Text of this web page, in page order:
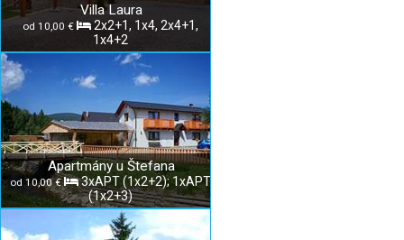
Villa Laura
od 10,00 €
2x2+1, 1x4, 2x4+1,
1x4+2
Apartmány u Štefana
od 10,00 €
3xAPT (1x2+2); 1xAPT
(1x2+3)